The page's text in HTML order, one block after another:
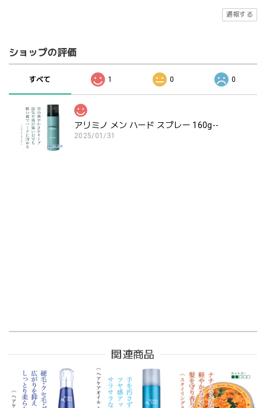
通報する
ショップの評価
すべて 1 0 0
アリミノ メン ハード スプレー 160g--
2025/01/31
関連商品